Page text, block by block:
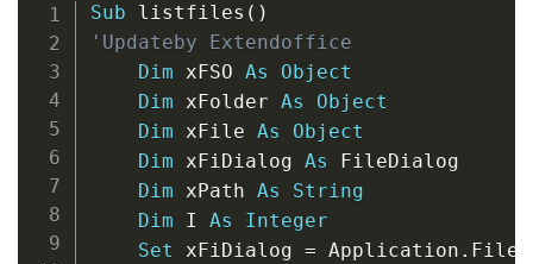
Sub listfiles ( )
'Updateby Extendoffice
Dim xFSO As
Object
Dim xFolder As
Object
Dim xFile As
Object
Dim xFiDialog As FileDialog
Dim xPath As
String
Dim I As
Integer
Set xFiDialog = Application .